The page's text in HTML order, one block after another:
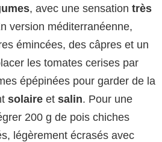
, avec une sensation très
version méditerranéenne,
émincées, des câpres et un
les tomates cerises par
épépinées pour garder de la
solaire et salin. Pour une
200 g de pois chiches
légèrement écrasés avec